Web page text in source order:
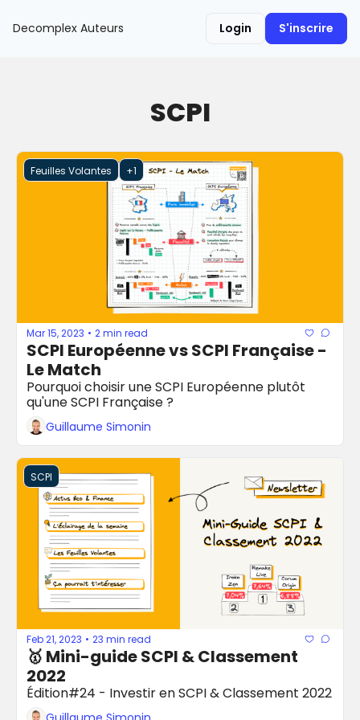
Decomplex Auteurs Login S'inscrire
SCPI
Feuilles Volantes +1
Mar 15, 2023 • 2 min read
SCPI Européenne vs SCPI Française -
Le Match
Pourquoi choisir une SCPI Européenne plutôt
qu'une SCPI Française ?
Guillaume Simonin
SCPI
Feb 21, 2023 • 23 min read
🥇 Mini-guide SCPI & Classement
2022
Édition#24 - Investir en SCPI & Classement 2022